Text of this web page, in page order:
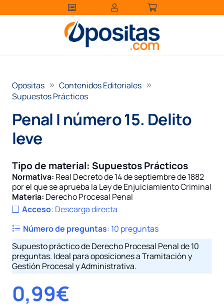
Opositas
Contenidos Editoriales
Supuestos Prácticos
Penal I número 15. Delito
leve
Tipo de material: Supuestos Prácticos
Normativa: Real Decreto de 14 de septiembre de 1882
por el que se aprueba la Ley de Enjuiciamiento Criminal
Materia: Derecho Procesal Penal
Acceso: Descarga directa
Número de preguntas: 10 preguntas
Supuesto práctico de Derecho Procesal Penal de 10
preguntas. Ideal para oposiciones a Tramitación y
Gestión Procesal y Administrativa.
0,99€